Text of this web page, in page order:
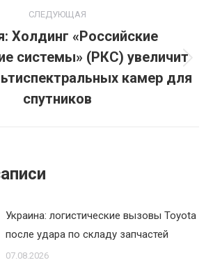
СЛЕДУЮЩАЯ
Следующая
запись:
Холдинг «Российские
системы» (РКС) увеличит
камер для
спутников
Украина: логистические вызовы Toyota
после удара по складу запчастей
07.08.2026